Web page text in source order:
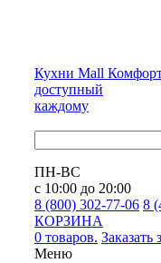
Кухни Mall
доступный
каждому
ПН-ВС
с 10:00 до 20:00
8 (800) 302-77-06 8
КОРЗИНА
0 товаров. Заказать
Меню